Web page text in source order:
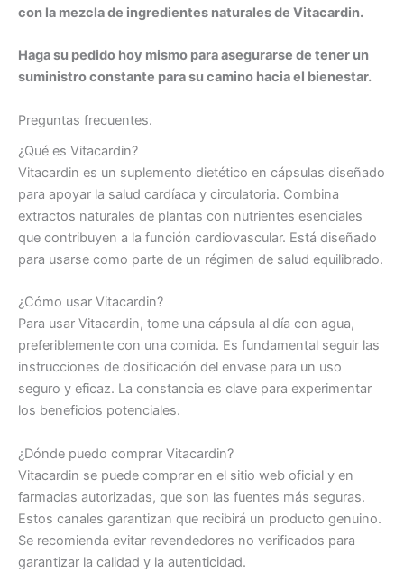
con la mezcla de ingredientes naturales de Vitacardin.
Haga su pedido hoy mismo para asegurarse de tener un
suministro constante para su camino hacia el bienestar.
Preguntas frecuentes.
¿Qué es Vitacardin?
Vitacardin es un suplemento dietético en cápsulas diseñado
para apoyar la salud cardíaca y circulatoria. Combina
extractos naturales de plantas con nutrientes esenciales
que contribuyen a la función cardiovascular. Está diseñado
para usarse como parte de un régimen de salud equilibrado.
¿Cómo usar Vitacardin?
Para usar Vitacardin, tome una cápsula al día con agua,
preferiblemente con una comida. Es fundamental seguir las
instrucciones de dosificación del envase para un uso
seguro y eficaz. La constancia es clave para experimentar
los beneficios potenciales.
¿Dónde puedo comprar Vitacardin?
Vitacardin se puede comprar en el sitio web oficial y en
farmacias autorizadas, que son las fuentes más seguras.
Estos canales garantizan que recibirá un producto genuino.
Se recomienda evitar revendedores no verificados para
garantizar la calidad y la autenticidad.